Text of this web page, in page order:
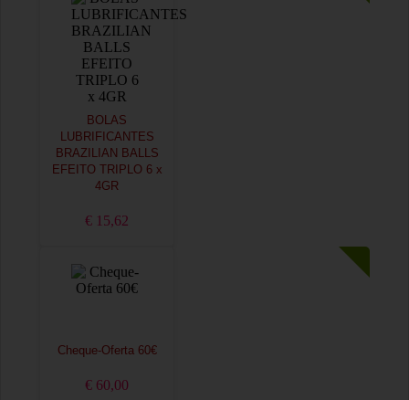
BOLAS
LUBRIFICANTES
BRAZILIAN BALLS
EFEITO TRIPLO 6 x
4GR
€ 15,62
Cheque-Oferta 60€
€ 60,00